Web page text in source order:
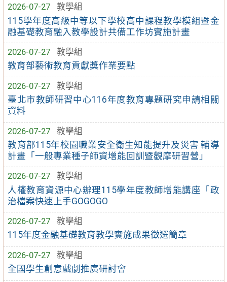
2026-07-27
教學組
115學年度高級中等以下學校高中課程教學模組暨金
融基礎教育融入教學設計共備工作坊實施計畫
2026-07-27
教學組
教育部藝術教育貢獻獎作業要點
2026-07-27
教學組
臺北市教師研習中心116年度教育專題研究申請相關
資料
2026-07-27
教學組
教育部115年校園職業安全衛生知能提升及災害 輔導
計畫「一般專業種子師資增能回訓暨觀摩研習營」
2026-07-27
教學組
人權教育資源中心辦理115學年度教師增能講座「政
治檔案快速上手GOGOGO
2026-07-27
教學組
115年度金融基礎教育教學實施成果徵選簡章
2026-07-27
教學組
全國學生創意戲劇推廣研討會